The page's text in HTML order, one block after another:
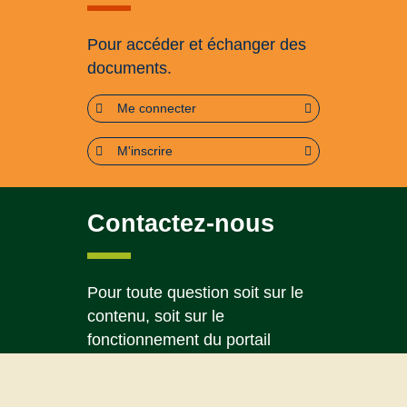
Pour accéder et échanger des
documents.
Me connecter
M'inscrire
Contactez-nous
Pour toute question soit sur le
contenu, soit sur le
fonctionnement du portail